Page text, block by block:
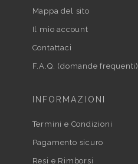
Mappa del sito
Il mio account
Contattaci
F.A.Q. (domande frequenti)
INFORMAZIONI
Termini e Condizioni
Pagamento sicuro
Resi e Rimborsi